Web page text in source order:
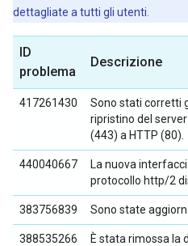
dettagliate a tutti gli utenti.
ID
problema
Descrizione
417261430
Sono stati corretti
ripristino del
(443) a HTTP (80).
440040667
La nuova
protocollo http/2
383756839 Sono state
388535266
È stata rimossa la